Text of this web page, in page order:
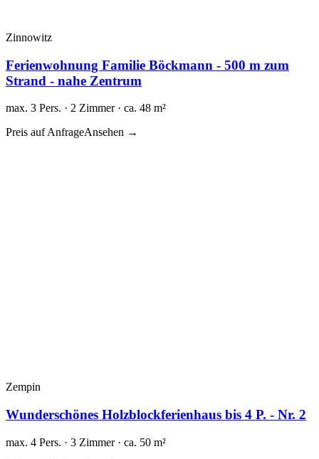
Zinnowitz
Ferienwohnung Familie Böckmann - 500 m zum
Strand - nahe Zentrum
max. 3 Pers. · 2 Zimmer · ca. 48 m²
Preis auf AnfrageAnsehen →
Zempin
Wunderschönes Holzblockferienhaus bis 4 P. - Nr. 2
max. 4 Pers. · 3 Zimmer · ca. 50 m²